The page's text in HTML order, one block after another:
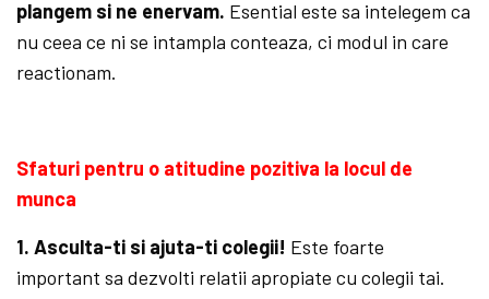
plangem si ne enervam. Esential este sa intelegem ca
nu ceea ce ni se intampla conteaza, ci modul in care
reactionam.
Sfaturi pentru o atitudine pozitiva la locul de
munca
1.Asculta-ti si ajuta-ti colegii! Este foarte
important sa dezvolti relatii apropiate cu colegii tai.